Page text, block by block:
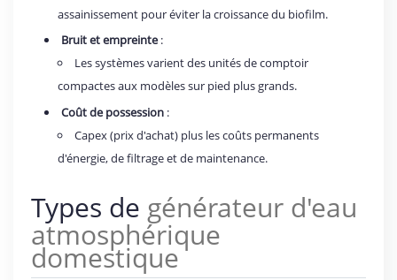
assainissement pour éviter la croissance du biofilm.
Bruit et empreinte:
Les systèmes varient des unités de comptoir
compactes aux modèles sur pied plus grands.
Coût de possession :
Capex (prix d'achat) plus les coûts permanents
d'énergie, de filtrage et de maintenance.
Types de générateur d'eau
atmosphérique
domestique